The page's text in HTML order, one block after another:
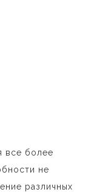
все более
не
различных